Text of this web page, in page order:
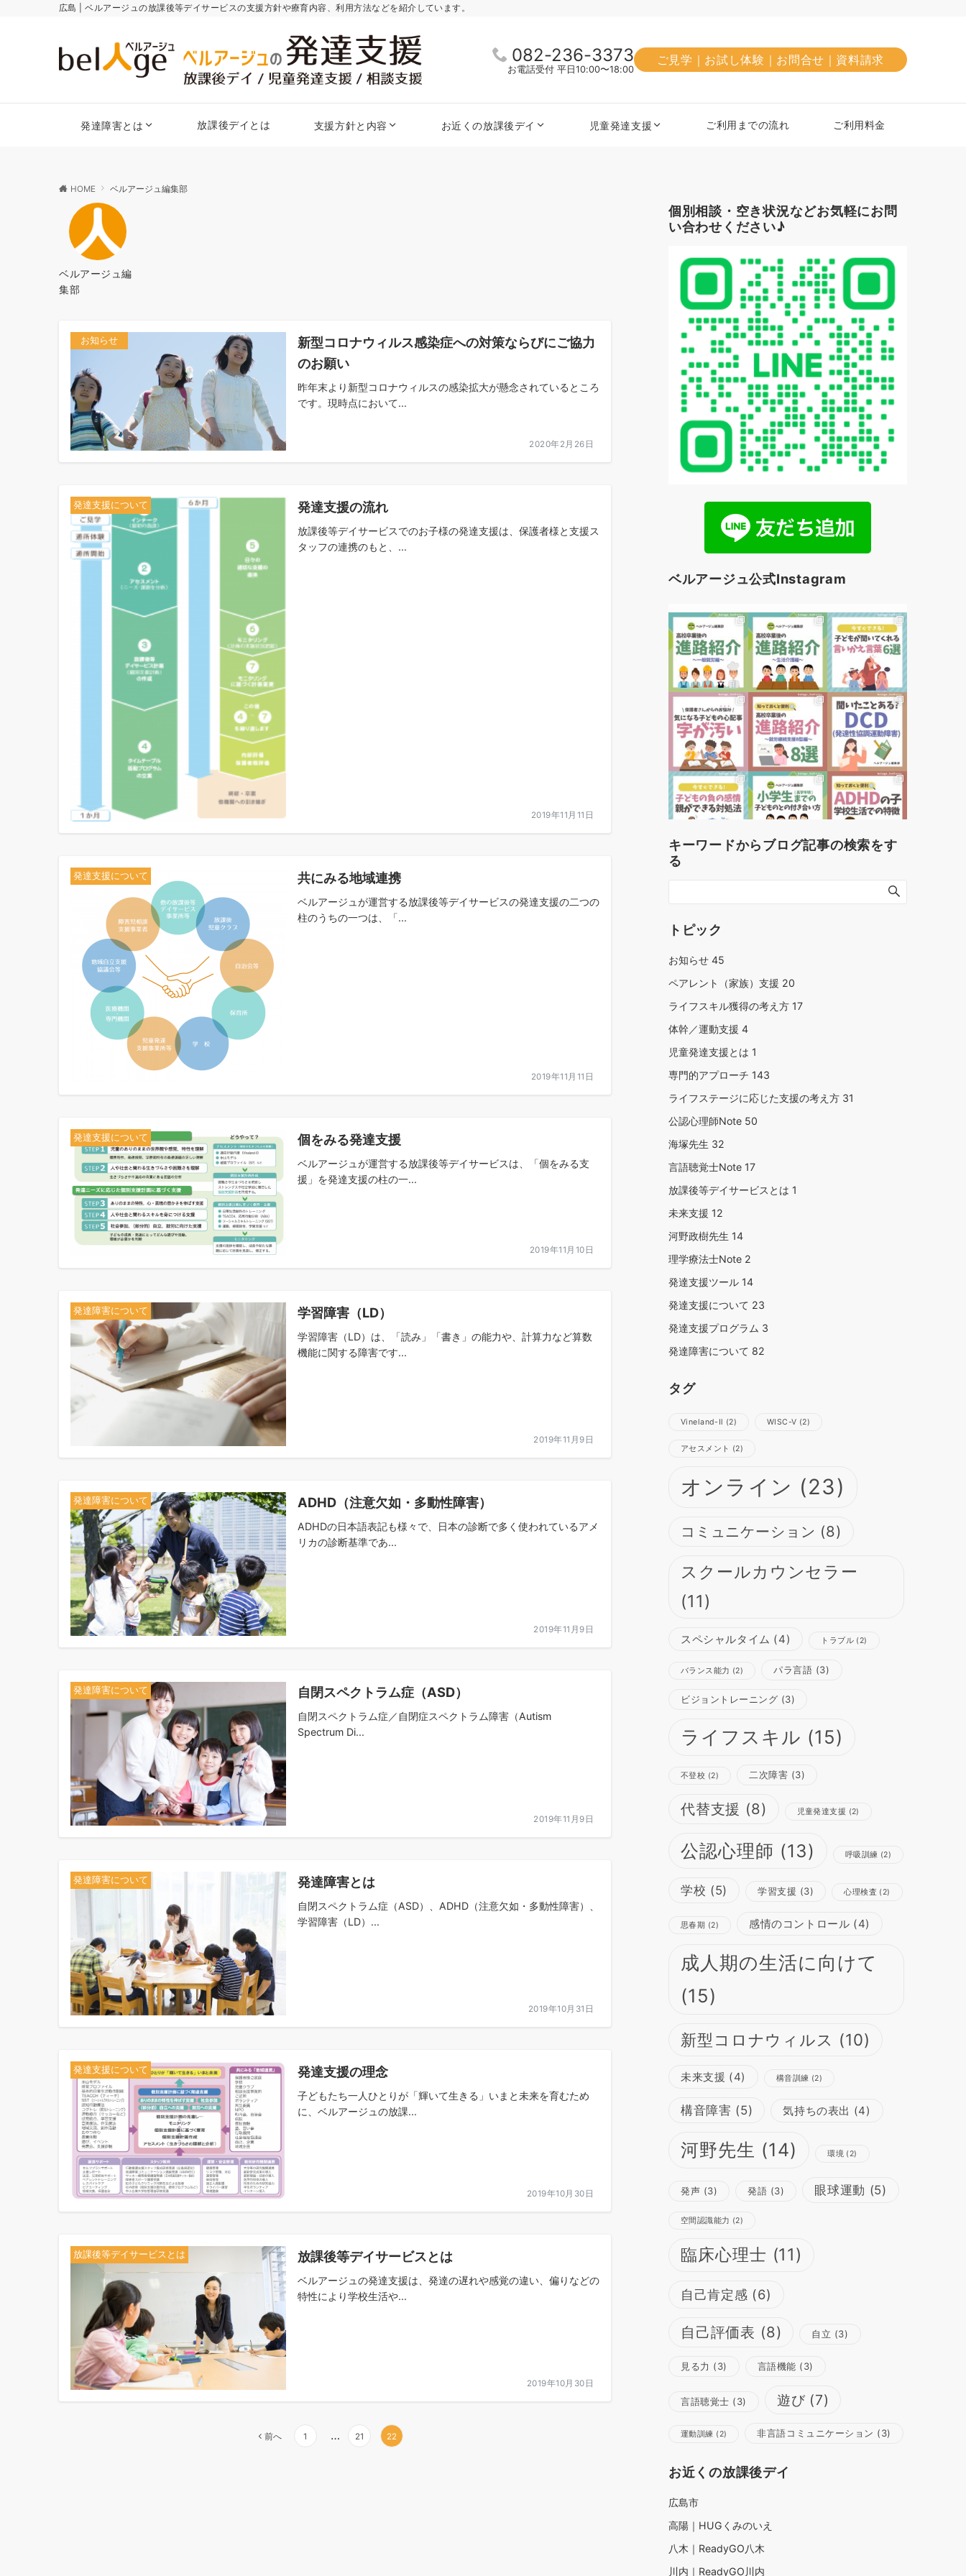
広島 | ベルアージュの放課後等デイサービスの支援方針や療育内容、利用方法などを紹介しています。
082-236-3373
お電話受付 平日10:00〜18:00
ご見学｜お試し体験｜お問合せ｜資料請求
発達障害とは 放課後デイとは 支援方針と内容 お近くの放課後デイ 児童発達支援 ご利用までの流れ ご利用料金
HOME ベルアージュ編集部
ベルアージュ編
集部
お知らせ
新型コロナウィルス感染症への対策ならびにご協力
のお願い
昨年末より新型コロナウィルスの感染拡大が懸念されているところ
です。現時点において...
2020年2月26日
発達支援について 発達支援の流れ
放課後等デイサービスでのお子様の発達支援は、保護者様と支援ス
タッフの連携のもと、...
2019年11月11日
発達支援について 共にみる地域連携
ベルアージュが運営する放課後等デイサービスの発達支援の二つの
柱のうちの一つは、「...
2019年11月11日
発達支援について 個をみる発達支援
ベルアージュが運営する放課後等デイサービスは、「個をみる支
援」を発達支援の柱の一...
2019年11月10日
発達障害について 学習障害（LD）
学習障害（LD）は、「読み」「書き」の能力や、計算力など算数
機能に関する障害です...
2019年11月9日
発達障害について ADHD（注意欠如・多動性障害）
ADHDの日本語表記も様々で、日本の診断で多く使われているアメ
リカの診断基準であ...
2019年11月9日
発達障害について 自閉スペクトラム症（ASD）
自閉スペクトラム症／自閉症スペクトラム障害（Autism
Spectrum Di...
2019年11月9日
発達障害について 発達障害とは
自閉スペクトラム症（ASD）、ADHD（注意欠如・多動性障害）、
学習障害（LD）...
2019年10月31日
発達支援について 発達支援の理念
子どもたち一人ひとりが「輝いて生きる」いまと未来を育むため
に、ベルアージュの放課...
2019年10月30日
放課後等デイサービスとは 放課後等デイサービスとは
ベルアージュの発達支援は、発達の遅れや感覚の違い、偏りなどの
特性により学校生活や...
2019年10月30日
前へ 1 … 21 22
個別相談・空き状況などお気軽にお問
い合わせください♪
ベルアージュ公式Instagram
キーワードからブログ記事の検索をす
る
トピック
お知らせ 45
ペアレント（家族）支援 20
ライフスキル獲得の考え方 17
体幹／運動支援 4
児童発達支援とは 1
専門的アプローチ 143
ライフステージに応じた支援の考え方 31
公認心理師Note 50
海塚先生 32
言語聴覚士Note 17
放課後等デイサービスとは 1
未来支援 12
河野政樹先生 14
理学療法士Note 2
発達支援ツール 14
発達支援について 23
発達支援プログラム 3
発達障害について 82
タグ
Vineland-Ⅱ (2) WISC-Ⅴ (2)
アセスメント (2)
オンライン (23)
コミュニケーション (8)
スクールカウンセラー
(11)
スペシャルタイム (4) トラブル (2)
バランス能力 (2) パラ言語 (3)
ビジョントレーニング (3)
ライフスキル (15)
不登校 (2) 二次障害 (3)
代替支援 (8) 児童発達支援 (2)
公認心理師 (13) 呼吸訓練 (2)
学校 (5) 学習支援 (3) 心理検査 (2)
思春期 (2) 感情のコントロール (4)
成人期の生活に向けて
(15)
新型コロナウィルス (10)
未来支援 (4) 構音訓練 (2)
構音障害 (5) 気持ちの表出 (4)
河野先生 (14) 環境(2)
発声 (3) 発語 (3) 眼球運動 (5)
空間認識能力 (2)
臨床心理士 (11)
自己肯定感 (6)
自己評価表 (8) 自立 (3)
見る力 (3) 言語機能 (3)
言語聴覚士 (3) 遊び(7)
運動訓練 (2) 非言語コミュニケーション (3)
お近くの放課後デイ
広島市
高陽｜HUGくみのいえ
八木｜ReadyGO八木
川内｜ReadyGO川内